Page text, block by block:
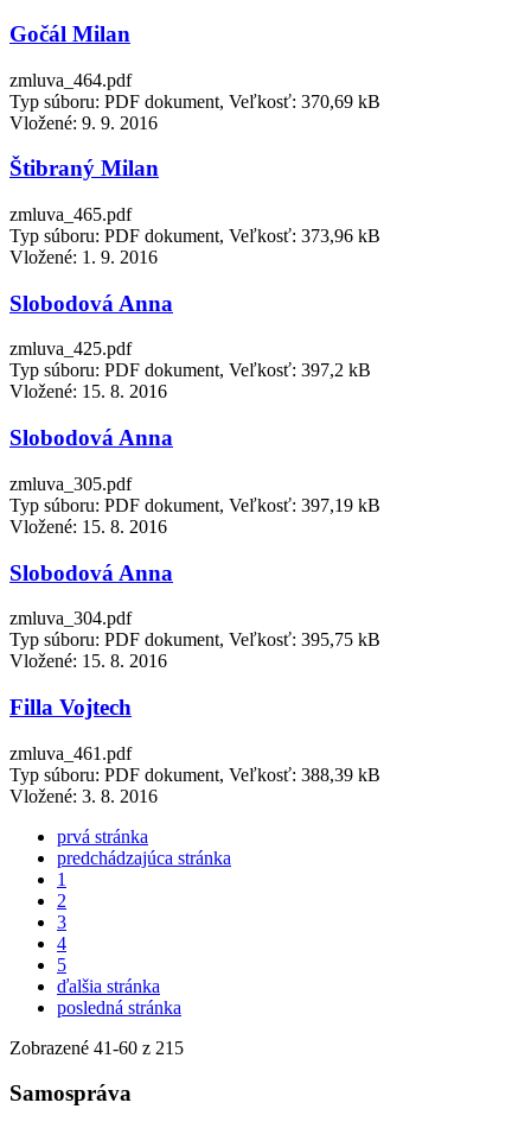
Gočál Milan
zmluva_464.pdf
Typ súboru: PDF dokument, Veľkosť: 370,69 kB
Vložené: 9. 9. 2016
Štibraný Milan
zmluva_465.pdf
Typ súboru: PDF dokument, Veľkosť: 373,96 kB
Vložené: 1. 9. 2016
Slobodová Anna
zmluva_425.pdf
Typ súboru: PDF dokument, Veľkosť: 397,2 kB
Vložené: 15. 8. 2016
Slobodová Anna
zmluva_305.pdf
Typ súboru: PDF dokument, Veľkosť: 397,19 kB
Vložené: 15. 8. 2016
Slobodová Anna
zmluva_304.pdf
Typ súboru: PDF dokument, Veľkosť: 395,75 kB
Vložené: 15. 8. 2016
Filla Vojtech
zmluva_461.pdf
Typ súboru: PDF dokument, Veľkosť: 388,39 kB
Vložené: 3. 8. 2016
prvá stránka
predchádzajúca stránka
1
2
3
4
5
ďalšia stránka
posledná stránka
Zobrazené 41-60 z 215
Samospráva